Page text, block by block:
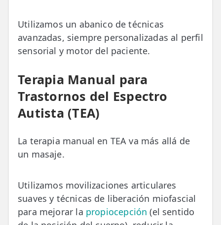
Utilizamos un abanico de técnicas
avanzadas, siempre personalizadas al perfil
sensorial y motor del paciente.
Terapia Manual para
Trastornos del Espectro
Autista (TEA)
La terapia manual en TEA va más allá de
un masaje.
Utilizamos movilizaciones articulares
suaves y técnicas de liberación miofascial
para mejorar la propiocepción (el sentido